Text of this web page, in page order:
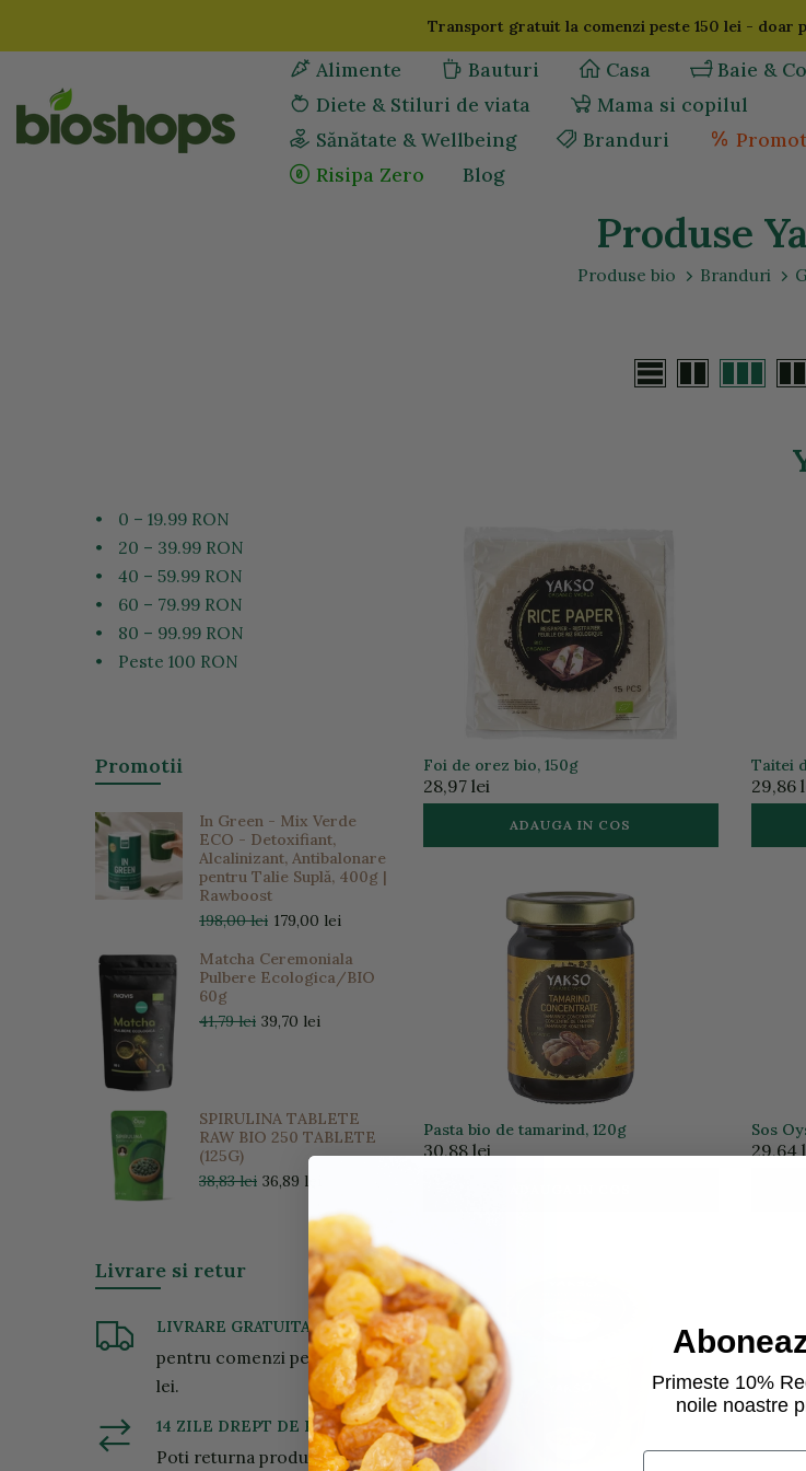
la
Transport gratuit la comenzi peste 150 lei - doar
Alimente Bauturi Casa
Baie &
Diete & Stiluri de viata
Mama si copilul
Sănătate & Wellbeing
Branduri
Risipa Zero
Blog
Produse
Produse bio Branduri
Foi de orez bio, 150g
28,97 lei
ADAUGA IN COS
Taitei
29,86
Pasta bio de tamarind, 120g
30,88 lei
Sos
29,64
•
0 – 19.99 RON
•
20 – 39.99 RON
•
40 – 59.99 RON
•
60 – 79.99 RON
•
80 – 99.99 RON
•
Peste 100 RON
Promotii
In Green - Mix Verde
ECO - Detoxifiant,
Alcalinizant, Antibalonare
pentru Talie Suplă, 400g |
Rawboost
198,00 lei 179,00 lei
Matcha Ceremoniala
Pulbere Ecologica/BIO
60g
41,79 lei 39,70 lei
SPIRULINA TABLETE
RAW BIO 250 TABLETE
(125G)
38,83 lei 36,89 lei
Livrare si retur
LIVRARE GRATUITA
pentru comenzi peste 200
lei.
14 ZILE DREPT DE RETUR
Poti returna produsele in 14
Primeste 10%
noile noastre